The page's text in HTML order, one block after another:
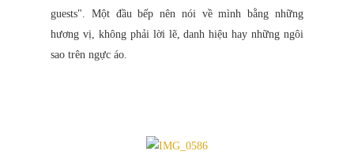
guests". Một đầu bếp nên nói về mình bằng những
hương vị, không phải lời lẽ, danh hiệu hay những ngôi
sao trên ngực áo.